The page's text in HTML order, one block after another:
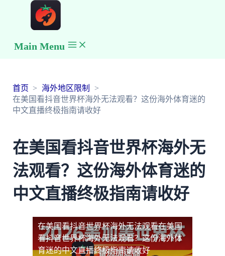
Main Menu
首页
海外地区限制
在美国看抖音世界杯海外无法观看？这份海外体育迷的
中文直播终极指南请收好
在美国看抖音世界杯海外无
法观看？这份海外体育迷的
中文直播终极指南请收好
在美国看抖音世界杯海外无法观看在美国
看抖音世界杯海外无法观看？这份海外体
育迷的中文直播终极指南请收好